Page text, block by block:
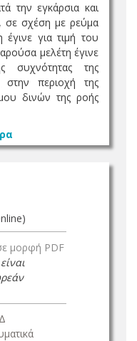
την εγκάρσια και
σε σχέση με ρεύμα
έγινε για τιμή του
μελέτη έγινε
συχνότητας της
στην περιοχή της
δινών της ροής
μορφή PDF